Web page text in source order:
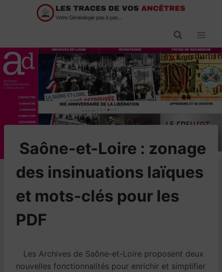
​Saône-et-Loire : zonage
des insinuations laïques
et mots-clés pour les
PDF
Les Archives de Saône-et-Loire proposent deux
nouvelles fonctionnalités pour enrichir et simplifier